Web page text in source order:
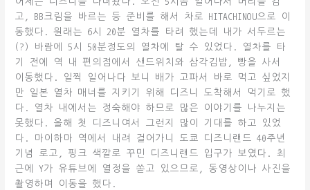
고, BB크림을 바르는 등 준비를 해서 차로 HITACHINOU으로 이
동했다. 원래는 6시 20분 열차를 타려 했는데 내가 서두르는
(?) 바람에 5시 50분정도의 열차에 탈 수 있었다. 열차를 타
기 전에 역 내 편의점에서 샌드위치와 삼각김밥, 빵을 사서
이동했다. 일찍 일어나다 보니 배가 고파서 바로 먹고 싶었지
만 일본 열차 매너를 지키기 위해 디즈니 도착해서 먹기로 했
다. 열차 내에서는 정숙해야 하므로 많은 이야기를 나누지는
못했다. 올해 첫 디즈니여서 그런지 많이 기대를 하고 있었
다. 마이하마 역에서 내려 걸어가니 도쿄 디즈니랜드 40주년
기념 로고, 핑크 색깔로 꾸민 디즈니랜드 입구가 보였다. 최
근에 Y가 유튜브에 열정을 쏟고 있으므로, 동영상이나 사진을
촬영하며 이동을 했다.